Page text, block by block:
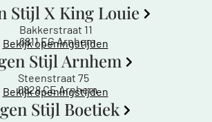
Stijl X King Louie
Bakkerstraat 11
6811 EG Arnhem
Bekijk openingstijden
Stijl Arnhem
Steenstraat 75
6828 CE Arnhem
Bekijk openingstijden
Stijl Boetiek